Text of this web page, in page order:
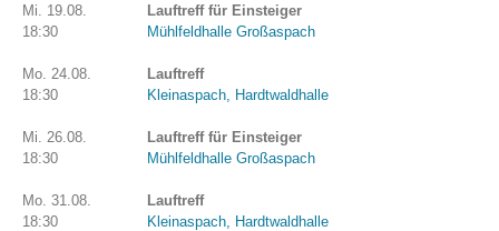
Mi. 19.08.
18:30
Lauftreff für Einsteiger
Mühlfeldhalle Großaspach
Mo. 24.08.
18:30
Lauftreff
Kleinaspach, Hardtwaldhalle
Mi. 26.08.
18:30
Lauftreff für Einsteiger
Mühlfeldhalle Großaspach
Mo. 31.08.
18:30
Lauftreff
Kleinaspach, Hardtwaldhalle